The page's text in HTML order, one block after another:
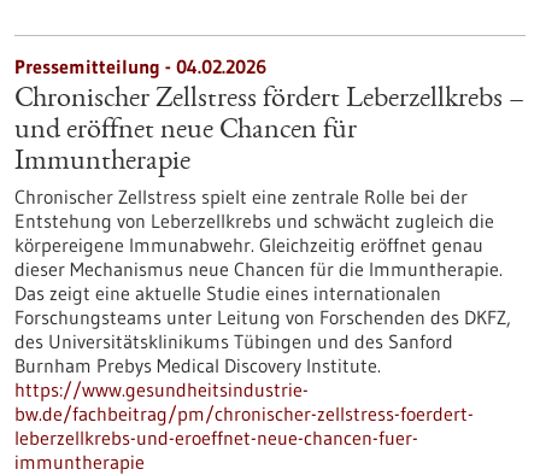
Pressemitteilung - 04.02.2026
Chronischer Zellstress fördert Leberzellkrebs –
und eröffnet neue Chancen für
Immuntherapie
Chronischer Zellstress spielt eine zentrale Rolle bei der
Entstehung von Leberzellkrebs und schwächt zugleich die
körpereigene Immunabwehr. Gleichzeitig eröffnet genau
dieser Mechanismus neue Chancen für die Immuntherapie.
Das zeigt eine aktuelle Studie eines internationalen
Forschungsteams unter Leitung von Forschenden des DKFZ,
des Universitätsklinikums Tübingen und des Sanford
Burnham Prebys Medical Discovery Institute.
https://www.gesundheitsindustrie-
bw.de/fachbeitrag/pm/chronischer-zellstress-foerdert-
leberzellkrebs-und-eroeffnet-neue-chancen-fuer-
immuntherapie